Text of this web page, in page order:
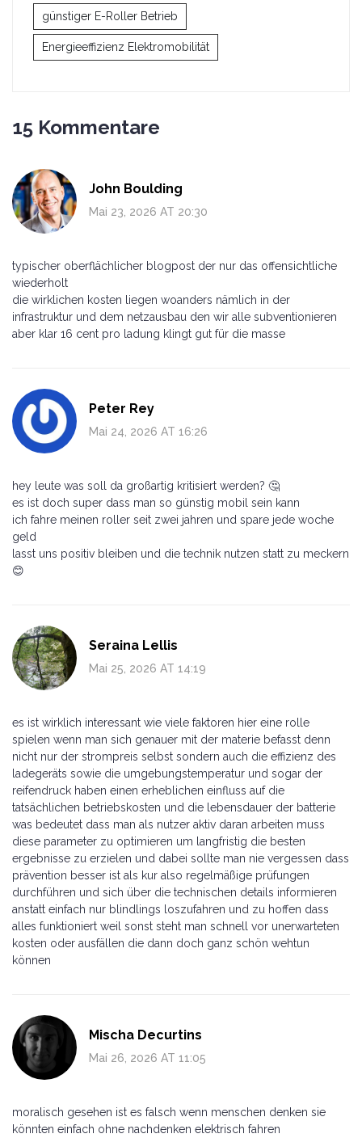
günstiger E-Roller Betrieb
Energieeffizienz Elektromobilität
15 Kommentare
John Boulding
Mai 23, 2026 AT 20:30
typischer oberflächlicher blogpost der nur das offensichtliche
wiederholt
die wirklichen kosten liegen woanders nämlich in der
infrastruktur und dem netzausbau den wir alle subventionieren
aber klar 16 cent pro ladung klingt gut für die masse
Peter Rey
Mai 24, 2026 AT 16:26
hey leute was soll da großartig kritisiert werden? 🤔
es ist doch super dass man so günstig mobil sein kann
ich fahre meinen roller seit zwei jahren und spare jede woche
geld
lasst uns positiv bleiben und die technik nutzen statt zu meckern
😊
Seraina Lellis
Mai 25, 2026 AT 14:19
es ist wirklich interessant wie viele faktoren hier eine rolle
spielen wenn man sich genauer mit der materie befasst denn
nicht nur der strompreis selbst sondern auch die effizienz des
ladegeräts sowie die umgebungstemperatur und sogar der
reifendruck haben einen erheblichen einfluss auf die
tatsächlichen betriebskosten und die lebensdauer der batterie
was bedeutet dass man als nutzer aktiv daran arbeiten muss
diese parameter zu optimieren um langfristig die besten
ergebnisse zu erzielen und dabei sollte man nie vergessen dass
prävention besser ist als kur also regelmäßige prüfungen
durchführen und sich über die technischen details informieren
anstatt einfach nur blindlings loszufahren und zu hoffen dass
alles funktioniert weil sonst steht man schnell vor unerwarteten
kosten oder ausfällen die dann doch ganz schön wehtun
können
Mischa Decurtins
Mai 26, 2026 AT 11:05
moralisch gesehen ist es falsch wenn menschen denken sie
könnten einfach ohne nachdenken elektrisch fahren